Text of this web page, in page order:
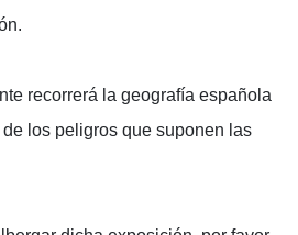
recorrerá la geografía española
los peligros que suponen las